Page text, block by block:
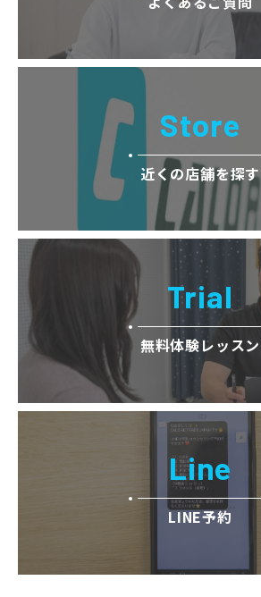
Store
近くの店舗を探す
Trial
無料体験レッスン
Line
LINE予約